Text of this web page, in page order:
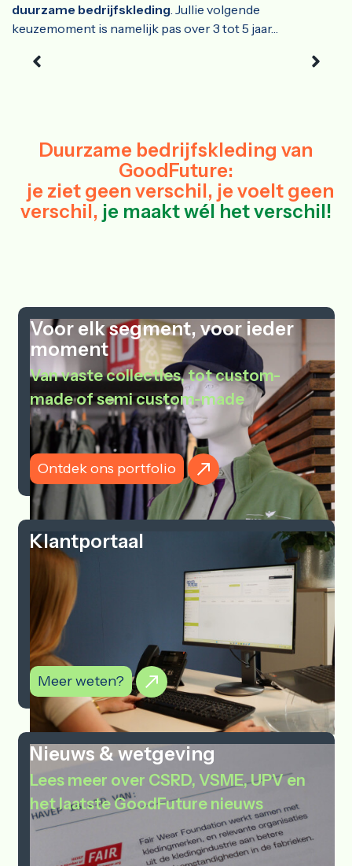
duurzame bedrijfskleding. Jullie volgende
keuzemoment is namelijk pas over 3 tot 5 jaar…
Duurzame bedrijfskleding van
GoodFuture:
je ziet geen verschil, je voelt geen
verschil, je maakt wél het verschil!
Voor elk segment, voor ieder
moment
Van vaste collecties, tot custom-
made of semi custom-made
Ontdek ons portfolio
Klantportaal
Meer weten?
Nieuws & wetgeving
Lees meer over CSRD, VSME, UPV en
het laatste GoodFuture nieuws